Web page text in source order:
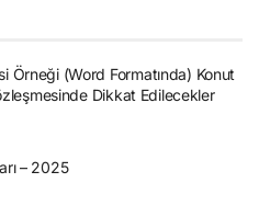
Örneği (Word Formatında) Konut
Dikkat Edilecekler
– 2025